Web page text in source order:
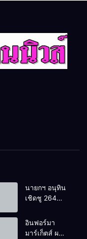
นายกฯ อนุทิน
เชิดชู 264
บ้านยอดเยี่ยม
มอบแหนบ
อินฟอร์มา
มาร์เก็ตส์ ผนึก